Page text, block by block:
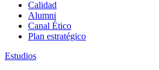
Calidad
Alumni
Canal Ético
Plan estratégico
Estudios